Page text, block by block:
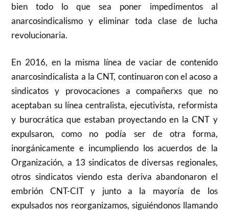
bien todo lo que sea poner impedimentos al
anarcosindicalismo y eliminar toda clase de lucha
revolucionaria.
En 2016, en la misma línea de vaciar de contenido
anarcosindicalista a la CNT, continuaron con el acoso a
sindicatos y provocaciones a compañerxs que no
aceptaban su línea centralista, ejecutivista, reformista
y burocrática que estaban proyectando en la CNT y
expulsaron, como no podía ser de otra forma,
inorgánicamente e incumpliendo los acuerdos de la
Organización, a 13 sindicatos de diversas regionales,
otros sindicatos viendo esta deriva abandonaron el
embrión CNT-CIT y junto a la mayoría de los
expulsados nos reorganizamos, siguiéndonos llamando